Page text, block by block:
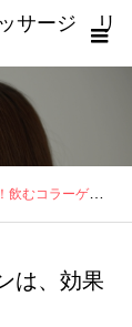
サージ リ
効果はほぼゼロなのでご注意！
は、効果